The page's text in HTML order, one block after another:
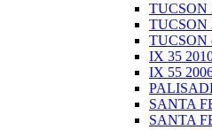
TUCSON
TUCSON
TUCSON
IX 35
IX 55
SANTA
SANTA